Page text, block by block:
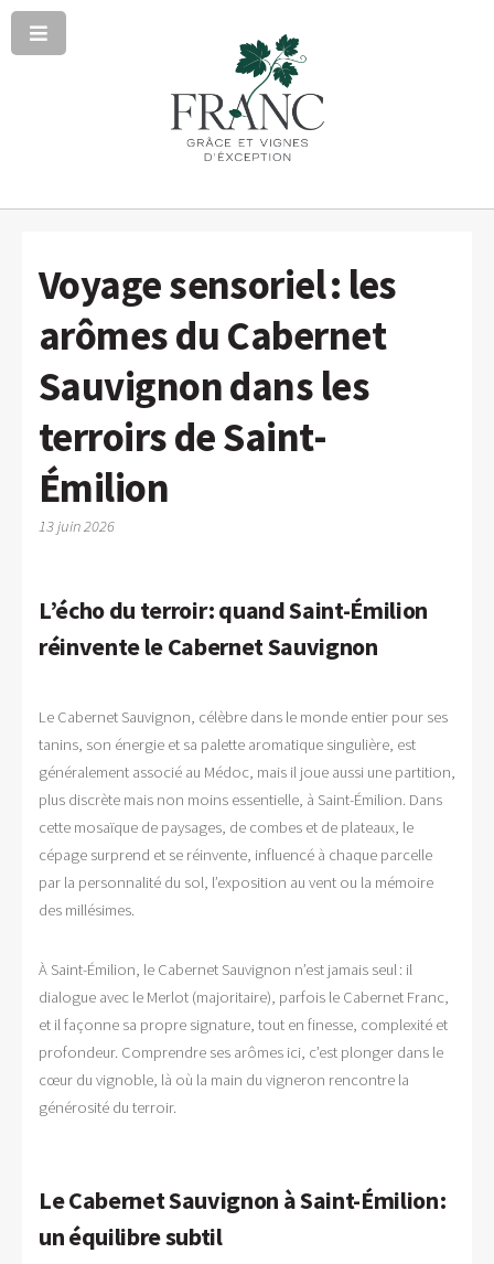
Voyage sensoriel : les
arômes du Cabernet
Sauvignon dans les
terroirs de Saint-
Émilion
13 juin 2026
L’écho du terroir : quand Saint-Émilion
réinvente le Cabernet Sauvignon
Le Cabernet Sauvignon, célèbre dans le monde entier pour ses
tanins, son énergie et sa palette aromatique singulière, est
généralement associé au Médoc, mais il joue aussi une partition,
plus discrète mais non moins essentielle, à Saint-Émilion. Dans
cette mosaïque de paysages, de combes et de plateaux, le
cépage surprend et se réinvente, influencé à chaque parcelle
par la personnalité du sol, l’exposition au vent ou la mémoire
des millésimes.
À Saint-Émilion, le Cabernet Sauvignon n’est jamais seul : il
dialogue avec le Merlot (majoritaire), parfois le Cabernet Franc,
et il façonne sa propre signature, tout en finesse, complexité et
profondeur. Comprendre ses arômes ici, c’est plonger dans le
cœur du vignoble, là où la main du vigneron rencontre la
générosité du terroir.
Le Cabernet Sauvignon à Saint-Émilion :
un équilibre subtil